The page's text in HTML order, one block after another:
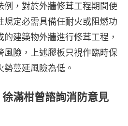
例，對於外牆修茸工程期間使
規定必需具備任耐火或阻燃功
建築物外牆進行修茸工程，
風險，上述膠板只視作臨時保
蔓延風險為低。
滿柑曾諮詢消防意見